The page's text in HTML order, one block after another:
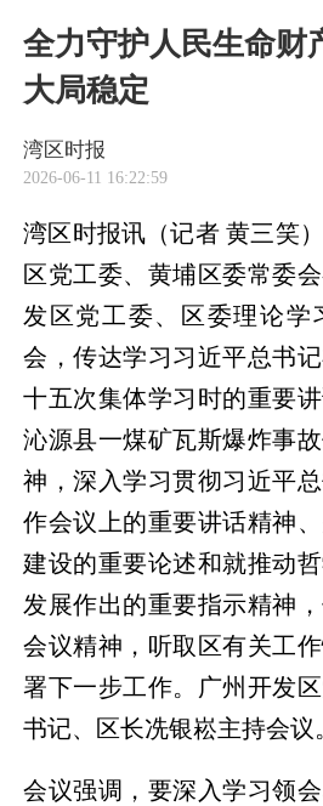
全力守护人民生命财
大局稳定
湾区时报
2026-06-11 16:22:59
湾区时报讯（记者 黄三笑
区党工委、黄埔区委常委
发区党工委、区委理论学
会，传达学习习近平总书
十五次集体学习时的重要
沁源县一煤矿瓦斯爆炸事
神，深入学习贯彻习近平
作会议上的重要讲话精神
建设的重要论述和就推动
发展作出的重要指示精神
会议精神，听取区有关工
署下一步工作。广州开发
书记、区长冼银崧主持会议
会议强调，要深入学习领